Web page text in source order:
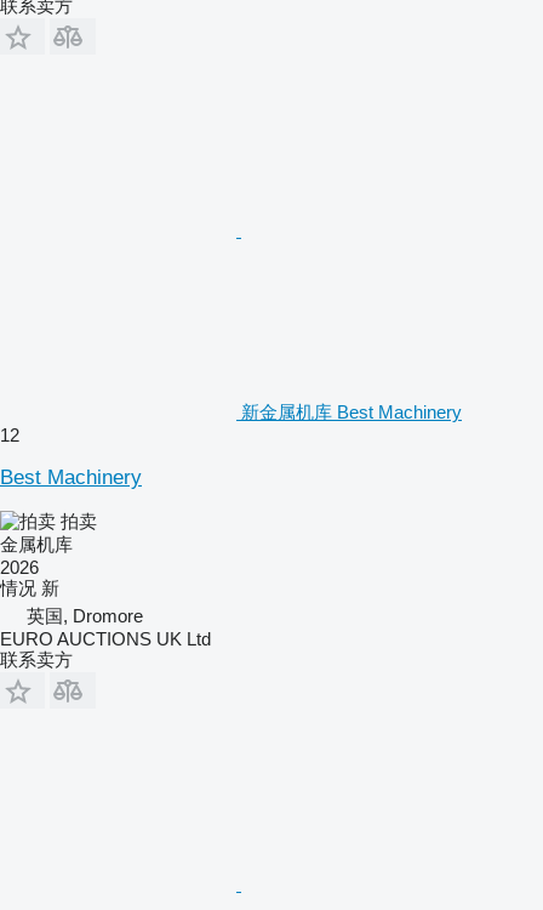
联系卖方
新金属机库 Best Machinery
12
Best Machinery
拍卖
金属机库
2026
情况 新
英国, Dromore
EURO AUCTIONS UK Ltd
联系卖方